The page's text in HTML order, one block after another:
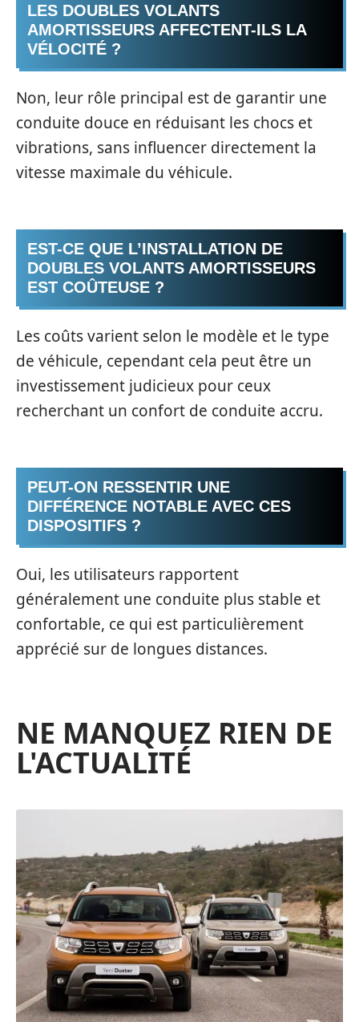
LES DOUBLES VOLANTS
AMORTISSEURS AFFECTENT-ILS LA
VÉLOCITÉ ?
Non, leur rôle principal est de garantir une
conduite douce en réduisant les chocs et
vibrations, sans influencer directement la
vitesse maximale du véhicule.
EST-CE QUE L’INSTALLATION DE
DOUBLES VOLANTS AMORTISSEURS
EST COÛTEUSE ?
Les coûts varient selon le modèle et le type
de véhicule, cependant cela peut être un
investissement judicieux pour ceux
recherchant un confort de conduite accru.
PEUT-ON RESSENTIR UNE
DIFFÉRENCE NOTABLE AVEC CES
DISPOSITIFS ?
Oui, les utilisateurs rapportent
généralement une conduite plus stable et
confortable, ce qui est particulièrement
apprécié sur de longues distances.
NE MANQUEZ RIEN DE
L'ACTUALITÉ